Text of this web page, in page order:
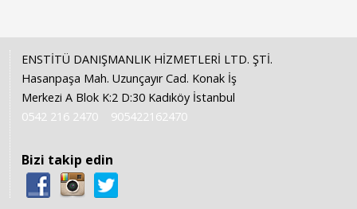
ENSTİTÜ DANIŞMANLIK HİZMETLERİ LTD. ŞTİ.
Hasanpaşa Mah. Uzunçayır Cad. Konak İş
Merkezi A Blok K:2 D:30 Kadıköy İstanbul
0542 216 2470
905422162470
Bizi takip edin